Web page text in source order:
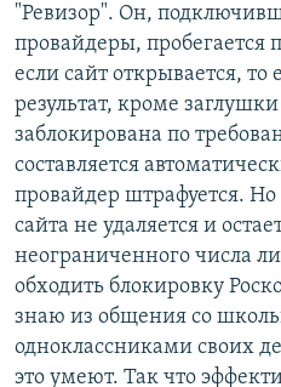
"Ревизор". Он,
провайдеры, пробегается
если сайт открывается, то
результат, кроме
заблокирована по
составляется
провайдер штрафуется.
сайта не удаляется и
неограниченного числа
обходить блокировку
знаю из общения со
одноклассниками своих
это умеют. Так что